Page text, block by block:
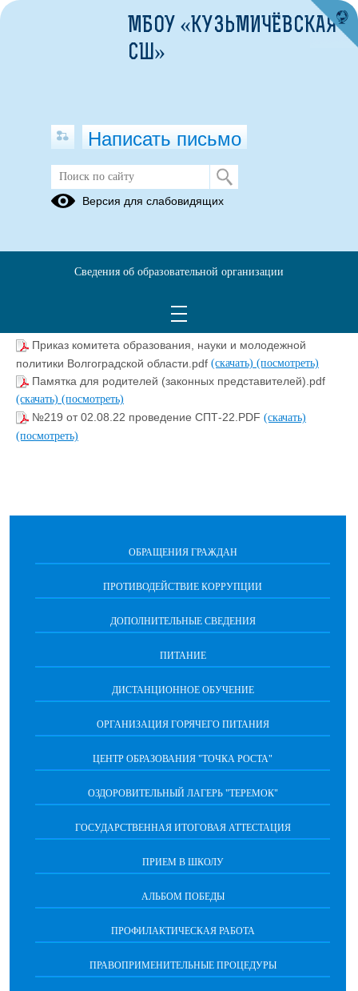
Социально-психологическое
тестирование
Приказ о проведении СПТ в МБОУ "Кузьмичёвская СШ".pdf
Приказ комитета образования, науки и молодежной
политики Волгоградской области.pdf (скачать) (посмотреть)
Памятка для родителей (законных представителей).pdf
(скачать) (посмотреть)
№219 от 02.08.22 проведение СПТ-22.PDF (скачать)
(посмотреть)
ОБРАЩЕНИЯ ГРАЖДАН
ПРОТИВОДЕЙСТВИЕ КОРРУПЦИИ
ДОПОЛНИТЕЛЬНЫЕ СВЕДЕНИЯ
ПИТАНИЕ
ДИСТАНЦИОННОЕ ОБУЧЕНИЕ
ОРГАНИЗАЦИЯ ГОРЯЧЕГО ПИТАНИЯ
ЦЕНТР ОБРАЗОВАНИЯ "ТОЧКА РОСТА"
ОЗДОРОВИТЕЛЬНЫЙ ЛАГЕРЬ "ТЕРЕМОК"
ГОСУДАРСТВЕННАЯ ИТОГОВАЯ АТТЕСТАЦИЯ
ПРИЕМ В ШКОЛУ
АЛЬБОМ ПОБЕДЫ
ПРОФИЛАКТИЧЕСКАЯ РАБОТА
ПРАВОПРИМЕНИТЕЛЬНЫЕ ПРОЦЕДУРЫ
МБОУ «КУЗЬМИЧЁВСКАЯ
СШ»
Написать письмо
Версия для слабовидящих
Сведения об образовательной организации